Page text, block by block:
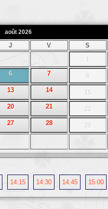
août 2026
J V S
1
6 7 8
13 14 15
20 21 22
27 28 29
14:15 14:30 14:45 15:00